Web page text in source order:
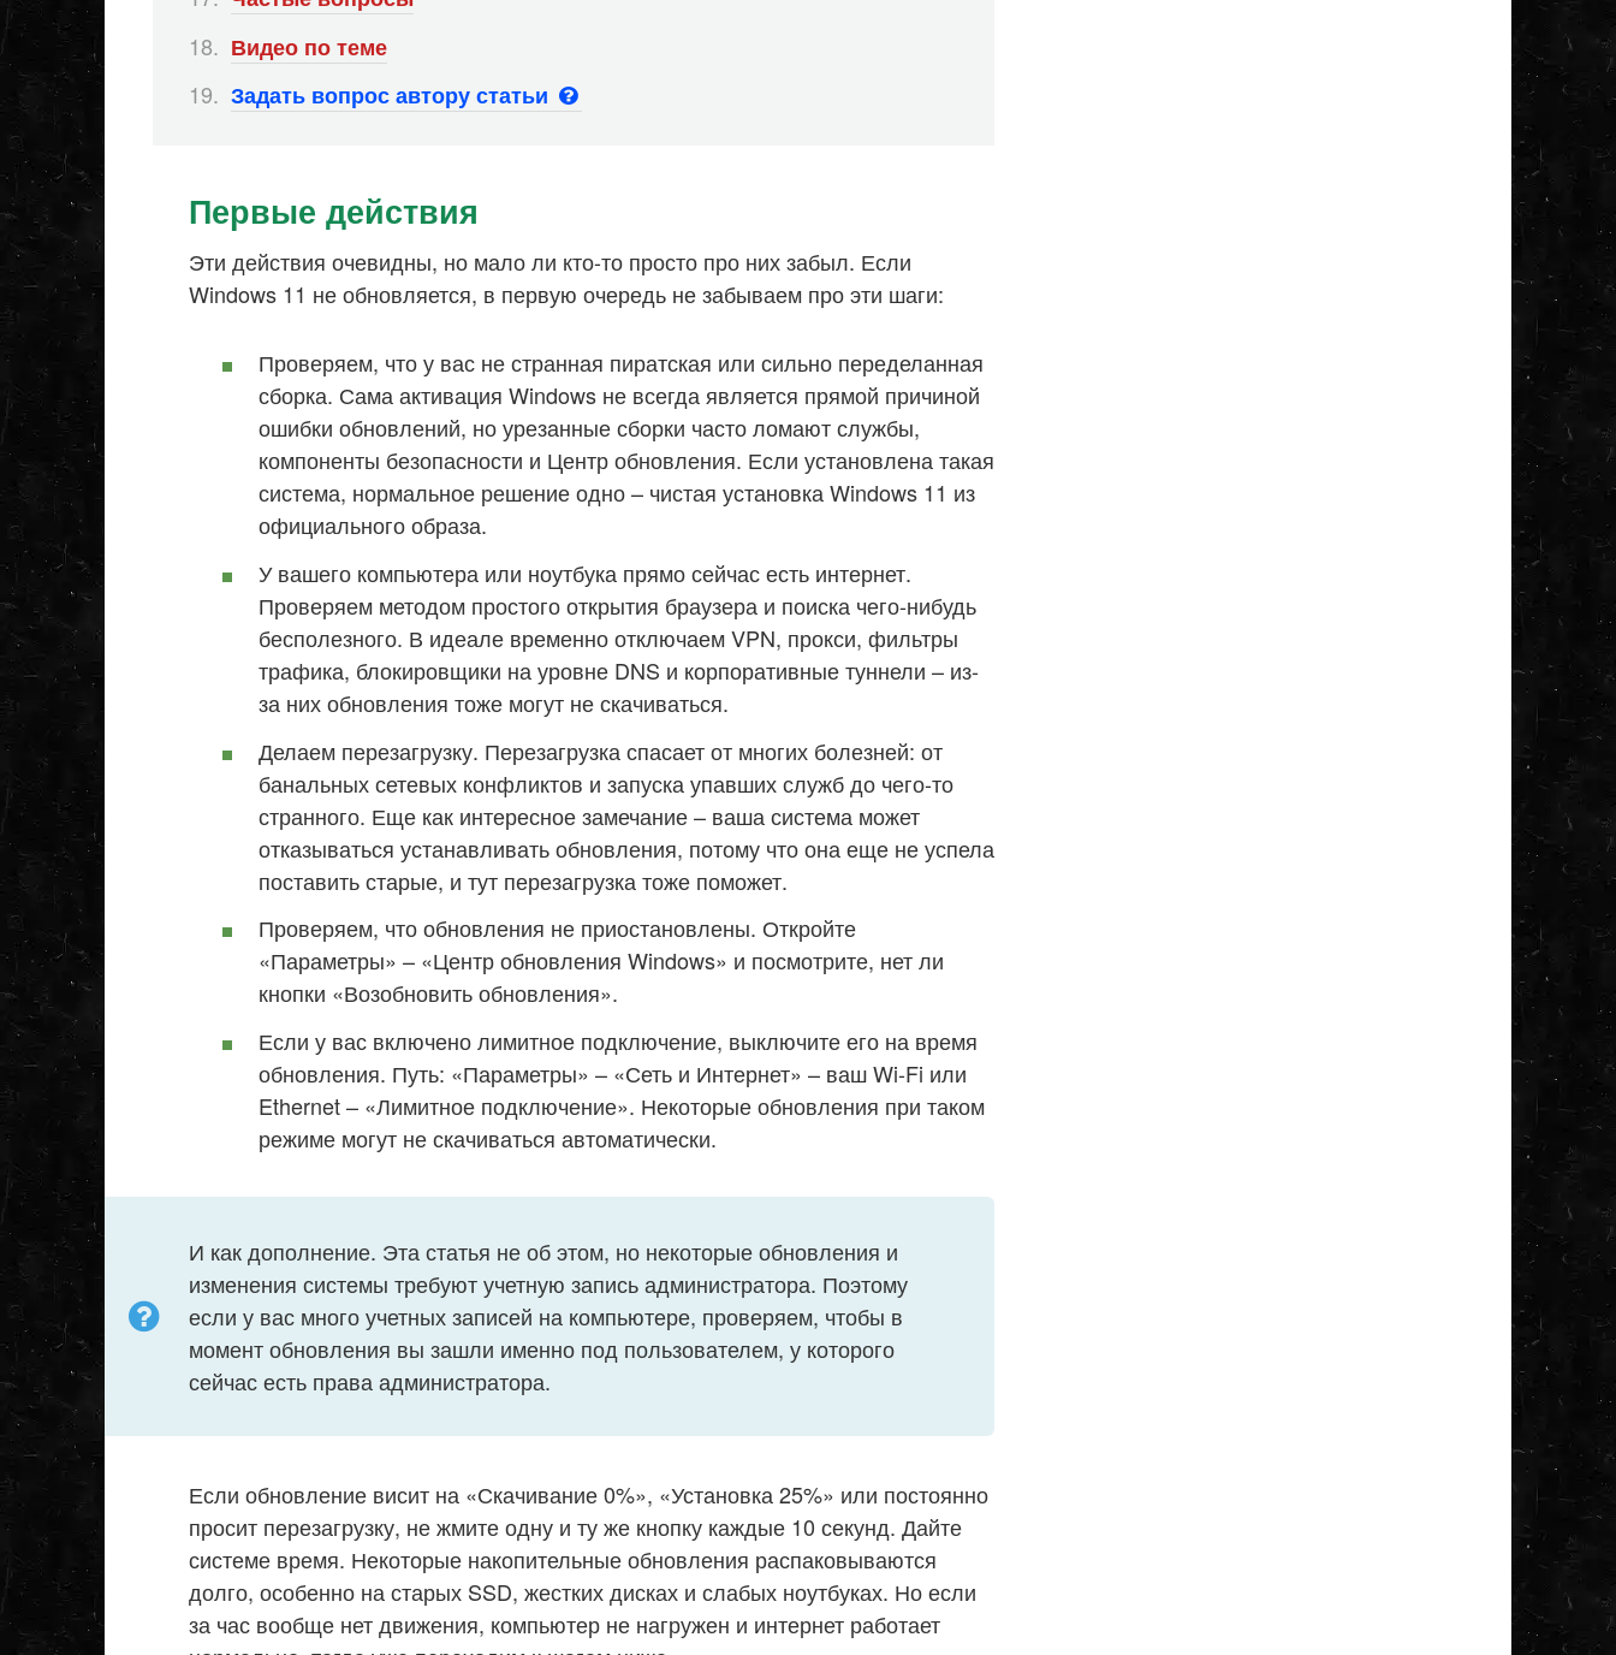
Видео по теме
Задать вопрос автору статьи
Первые действия
Эти действия очевидны, но мало ли кто-то просто про них забыл. Если
Windows 11 не обновляется, в первую очередь не забываем про эти шаги:
Проверяем, что у вас не странная пиратская или сильно переделанная
сборка. Сама активация Windows не всегда является прямой причиной
ошибки обновлений, но урезанные сборки часто ломают службы,
компоненты безопасности и Центр обновления. Если установлена такая
система, нормальное решение одно – чистая установка Windows 11 из
официального образа.
У вашего компьютера или ноутбука прямо сейчас есть интернет.
Проверяем методом простого открытия браузера и поиска чего-нибудь
бесполезного. В идеале временно отключаем VPN, прокси, фильтры
трафика, блокировщики на уровне DNS и корпоративные туннели – из-
за них обновления тоже могут не скачиваться.
Делаем перезагрузку. Перезагрузка спасает от многих болезней: от
банальных сетевых конфликтов и запуска упавших служб до чего-то
странного. Еще как интересное замечание – ваша система может
отказываться устанавливать обновления, потому что она еще не успела
поставить старые, и тут перезагрузка тоже поможет.
Проверяем, что обновления не приостановлены. Откройте
«Параметры» – «Центр обновления Windows» и посмотрите, нет ли
кнопки «Возобновить обновления».
Если у вас включено лимитное подключение, выключите его на время
обновления. Путь: «Параметры» – «Сеть и Интернет» – ваш Wi-Fi или
Ethernet – «Лимитное подключение». Некоторые обновления при таком
режиме могут не скачиваться автоматически.
И как дополнение. Эта статья не об этом, но некоторые обновления и
изменения системы требуют учетную запись администратора. Поэтому
если у вас много учетных записей на компьютере, проверяем, чтобы в
момент обновления вы зашли именно под пользователем, у которого
сейчас есть права администратора.
Если обновление висит на «Скачивание 0%», «Установка 25%» или постоянно
просит перезагрузку, не жмите одну и ту же кнопку каждые 10 секунд. Дайте
системе время. Некоторые накопительные обновления распаковываются
долго, особенно на старых SSD, жестких дисках и слабых ноутбуках. Но если
за час вообще нет движения, компьютер не нагружен и интернет работает